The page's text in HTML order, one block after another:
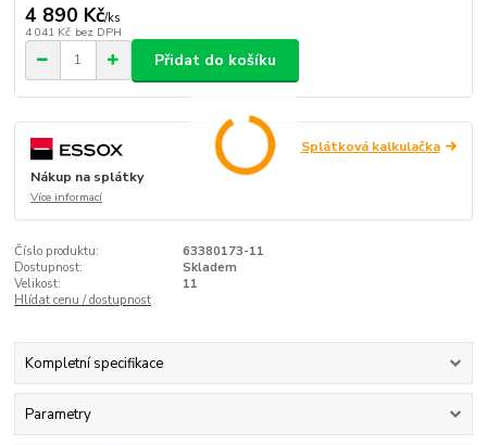
4 890 Kč/ks
4 041 Kč bez DPH
Přidat do košíku
Splátková kalkulačka
Nákup na splátky
Více informací
Číslo produktu:
63380173-11
Dostupnost:
Skladem
Velikost:
11
Hlídat cenu / dostupnost
Kompletní specifikace
Parametry